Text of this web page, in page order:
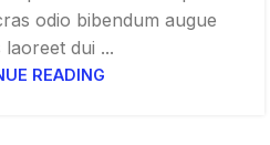
odio bibendum augue
dui ...
READING